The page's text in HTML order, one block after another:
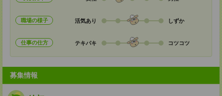
職場の様子 活気あり しずか
仕事の仕方 テキパキ コツコツ
募集情報